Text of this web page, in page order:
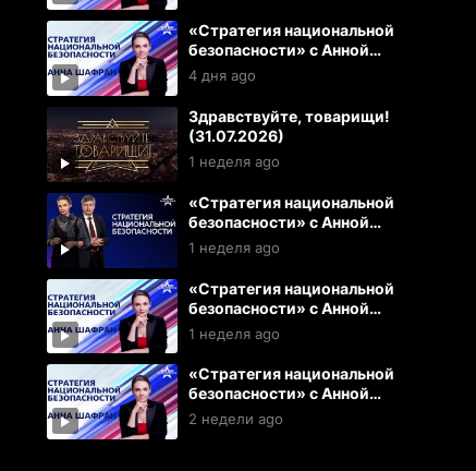
«Стратегия национальной
безопасности» с Анной
Шафран (04.08.2026)
4 дня ago
Здравствуйте, товарищи!
(31.07.2026)
1 неделя ago
«Стратегия национальной
безопасности» с Анной
Шафран (31.07.2026)
1 неделя ago
«Стратегия национальной
безопасности» с Анной
Шафран (29.07.2026)
1 неделя ago
«Стратегия национальной
безопасности» с Анной
Шафран (28.07.2026)
2 недели ago